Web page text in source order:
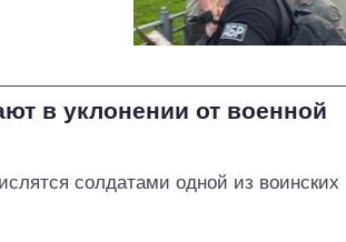
в уклонении от военной
солдатами одной из воинских